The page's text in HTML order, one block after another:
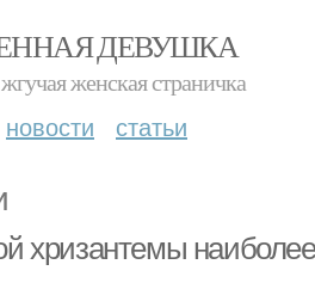
ДЕВУШКА
женская страничка
новости статьи
хризантемы